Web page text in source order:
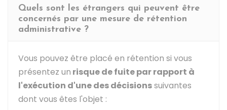
Quels sont les étrangers qui peuvent être
concernés par une mesure de rétention
administrative ?
Vous pouvez être placé en rétention si vous
présentez un risque de fuite par rapport à
l'exécution d'une des décisionssuivantes
dont vous êtes l'objet :